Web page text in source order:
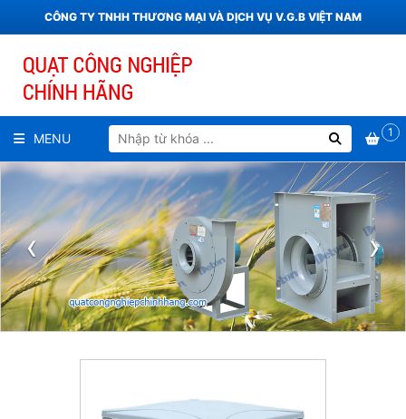
CÔNG TY TNHH THƯƠNG MẠI VÀ DỊCH VỤ V.G.B VIỆT NAM
MENU 1
‹ ›